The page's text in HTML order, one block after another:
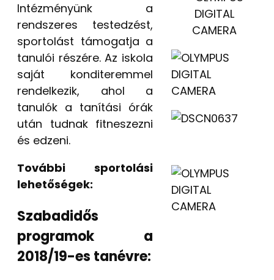
Intézményünk a
rendszeres testedzést,
sportolást támogatja a
tanulói részére. Az iskola
saját konditeremmel
rendelkezik, ahol a
tanulók a tanítási órák
után tudnak fitneszezni
és edzeni.
További sportolási
lehetőségek:
Szabadidős
programok a
2018/19-es tanévre: